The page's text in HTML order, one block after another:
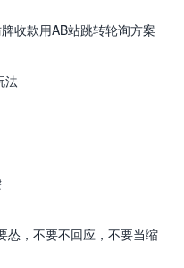
收款用AB站跳转轮询方案
法
怂，不要不回应，不要当缩